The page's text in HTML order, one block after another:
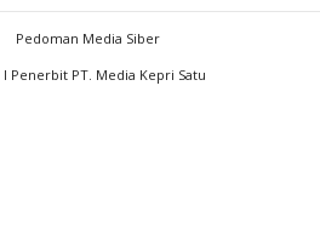
Pedoman Media Siber
Penerbit PT. Media Kepri Satu